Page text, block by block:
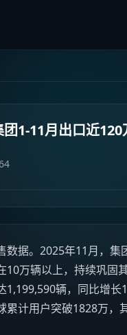
1-11月出口近
据。2025年11月，集
10万辆以上，持续巩固
1,199,590辆，同比增长
累计用户突破1828万